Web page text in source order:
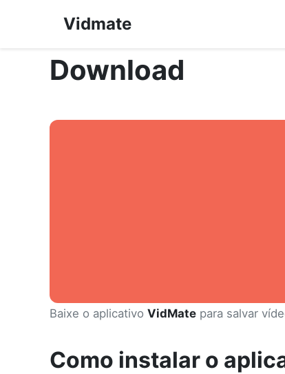
Vidmate
Download
Baixe o aplicativo VidMate para salvar
Como instalar o